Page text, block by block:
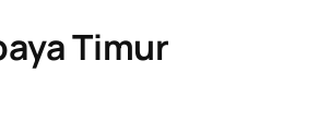
Timur